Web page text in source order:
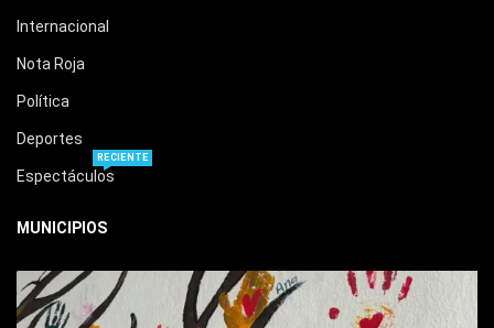
Internacional
Nota Roja
Política
Deportes
Espectáculos
RECIENTE
MUNICIPIOS